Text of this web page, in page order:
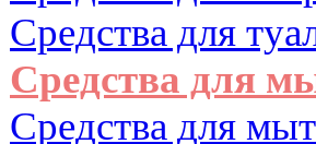
Средства для
Средства для
Средства для